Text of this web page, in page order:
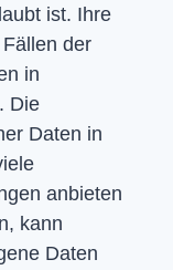
ist. Ihre
der
in
Die
Daten in
anbieten
kann
Daten